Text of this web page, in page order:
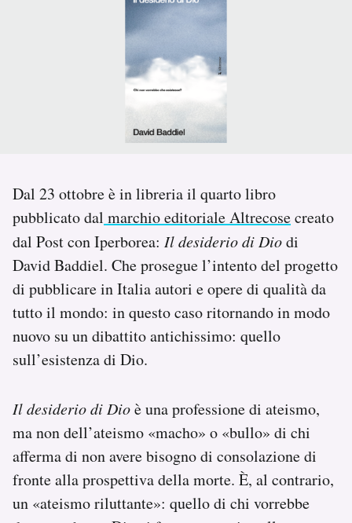
SHOP
CALENDARIO
Area Personale
Newsletter
Hai bisogno di aiuto?
Esci
Dal 23 ottobre è in libreria il quarto libro
pubblicato dal marchio editoriale Altrecosecreato
dal Post con Iperborea: Il desiderio di Diodi
David Baddiel. Che prosegue l’intento del progetto
di pubblicare in Italia autori e opere di qualità da
tutto il mondo: in questo caso ritornando in modo
nuovo su un dibattito antichissimo: quello
sull’esistenza di Dio.
Il desiderio di Dioè una professione di ateismo,
ma non dell’ateismo «macho» o «bullo» di chi
afferma di non avere bisogno di consolazione di
fronte alla prospettiva della morte. È, al contrario,
un «ateismo riluttante»: quello di chi vorrebbe